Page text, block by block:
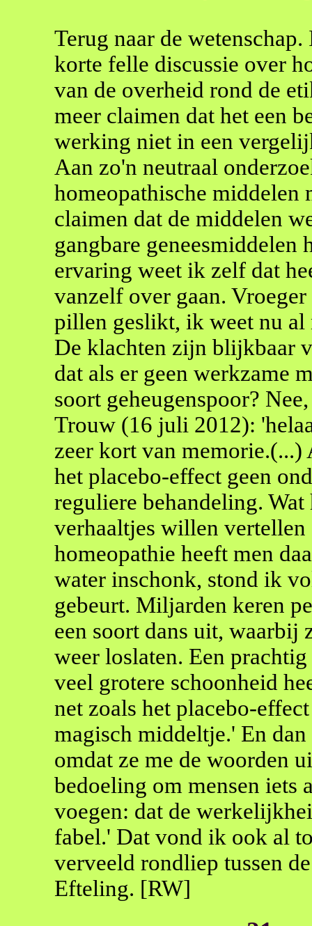
Terug naar de
korte felle discussie over
van de overheid rond de
meer claimen dat het een
werking niet in een
Aan zo'n neutraal
homeopathische middelen
claimen dat de middelen
gangbare geneesmiddelen
ervaring weet ik zelf dat
vanzelf over gaan.
pillen geslikt, ik weet nu al
De klachten zijn blijkbaar
dat als er geen werkzame
soort geheugenspoor?
Trouw (16 juli 2012):
zeer kort van
het placebo-effect geen
reguliere behandeling.
verhaaltjes willen vertellen
homeopathie heeft men
water inschonk, stond ik
gebeurt. Miljarden keren
een soort dans uit, waarbij
weer loslaten. Een
veel grotere schoonheid
net zoals het placebo-
magisch middeltje.' En
omdat ze me de woorden
bedoeling om mensen iets
voegen: dat de
fabel.' Dat vond ik ook al
verveeld rondliep tussen
Efteling. [RW]